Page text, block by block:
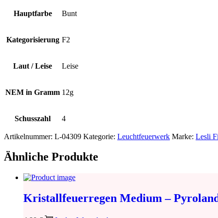
Hauptfarbe Bunt
Kategorisierung F2
Laut / Leise Leise
NEM in Gramm 12g
Schusszahl 4
Artikelnummer: L-04309 Kategorie: Leuchtfeuerwerk Marke: Lesli
Ähnliche Produkte
Kristallfeuerregen Medium –